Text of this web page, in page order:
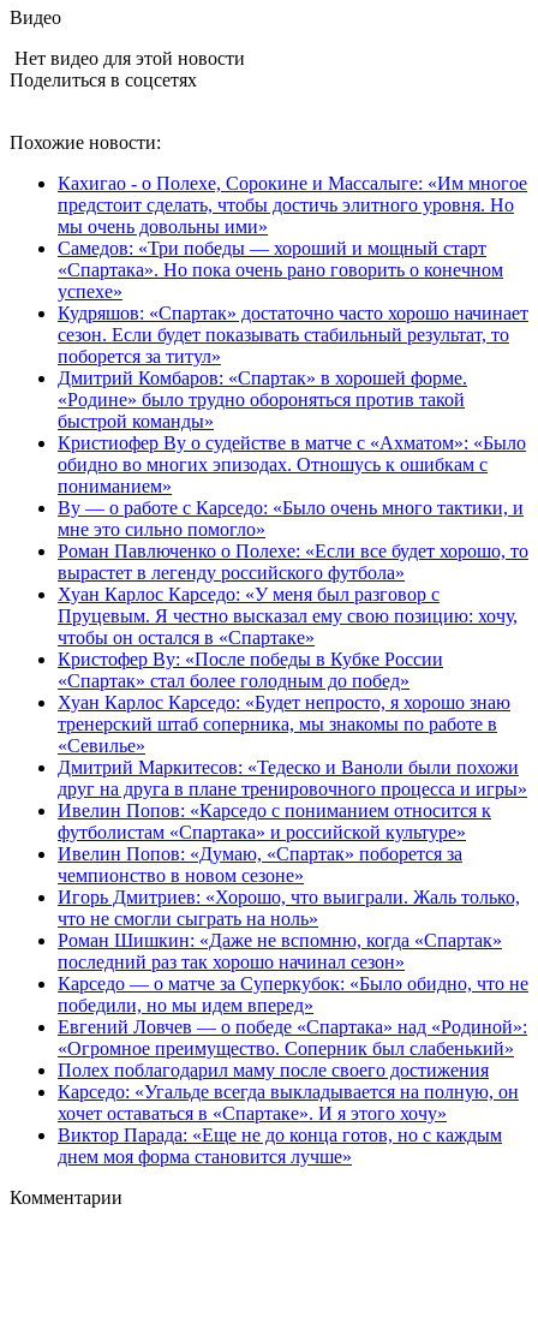
Видео
Нет видео для этой новости
Поделиться в соцсетях
Похожие новости:
Кахигао - о Полехе, Сорокине и Массалыге: «Им многое
предстоит сделать, чтобы достичь элитного уровня. Но
мы очень довольны ими»
Самедов: «Три победы — хороший и мощный старт
«Спартака». Но пока очень рано говорить о конечном
успехе»
Кудряшов: «Спартак» достаточно часто хорошо начинает
сезон. Если будет показывать стабильный результат, то
поборется за титул»
Дмитрий Комбаров: «Спартак» в хорошей форме.
«Родине» было трудно обороняться против такой
быстрой команды»
Кристиофер Ву о судействе в матче с «Ахматом»: «Было
обидно во многих эпизодах. Отношусь к ошибкам с
пониманием»
Ву — о работе с Карседо: «Было очень много тактики, и
мне это сильно помогло»
Роман Павлюченко о Полехе: «Если все будет хорошо, то
вырастет в легенду российского футбола»
Хуан Карлос Карседо: «У меня был разговор с
Пруцевым. Я честно высказал ему свою позицию: хочу,
чтобы он остался в «Спартаке»
Кристофер Ву: «После победы в Кубке России
«Спартак» стал более голодным до побед»
Хуан Карлос Карседо: «Будет непросто, я хорошо знаю
тренерский штаб соперника, мы знакомы по работе в
«Севилье»
Дмитрий Маркитесов: «Тедеско и Ваноли были похожи
друг на друга в плане тренировочного процесса и игры»
Ивелин Попов: «Карседо с пониманием относится к
футболистам «Спартака» и российской культуре»
Ивелин Попов: «Думаю, «Спартак» поборется за
чемпионство в новом сезоне»
Игорь Дмитриев: «Хорошо, что выиграли. Жаль только,
что не смогли сыграть на ноль»
Роман Шишкин: «Даже не вспомню, когда «Спартак»
последний раз так хорошо начинал сезон»
Карседо — о матче за Суперкубок: «Было обидно, что не
победили, но мы идем вперед»
Евгений Ловчев — о победе «Спартака» над «Родиной»:
«Огромное преимущество. Соперник был слабенький»
Полех поблагодарил маму после своего достижения
Карседо: «Угальде всегда выкладывается на полную, он
хочет оставаться в «Спартаке». И я этого хочу»
Виктор Парада: «Еще не до конца готов, но с каждым
днем моя форма становится лучше»
Комментарии